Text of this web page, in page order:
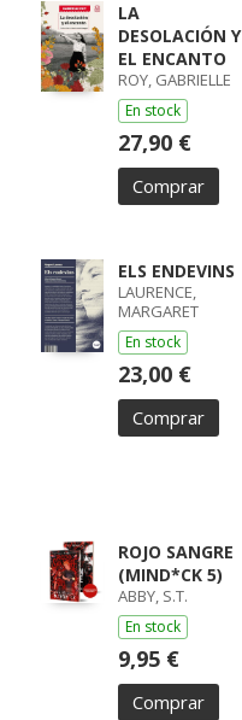
LA
DESOLACIÓN Y
EL ENCANTO
ROY, GABRIELLE
En stock
27,90 €
Comprar
ELS ENDEVINS
LAURENCE,
MARGARET
En stock
23,00 €
Comprar
ROJO SANGRE
(MIND*CK 5)
ABBY, S.T.
En stock
9,95 €
Comprar